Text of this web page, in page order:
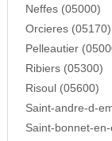
Neffes (05000)
Orcieres (05170)
Pelleautier
Ribiers (05300)
Risoul (05600)
Saint-andre-d-
Saint-bonnet-